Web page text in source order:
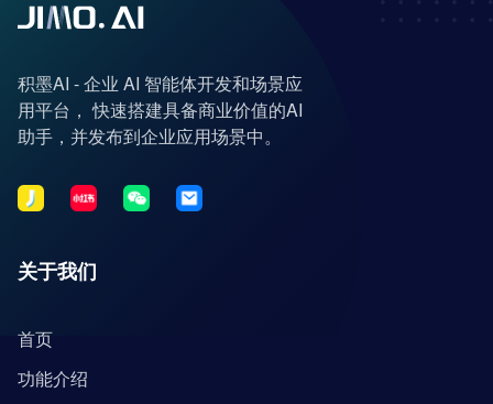
积墨AI - 企业 AI 智能体开发和场景应
用平台， 快速搭建具备商业价值的AI
助手，并发布到企业应用场景中。
关于我们
首页
功能介绍